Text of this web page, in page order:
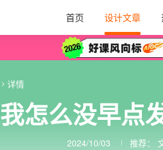
首页 设计文章
我怎么没早点
2024/10/03 推荐：
详情